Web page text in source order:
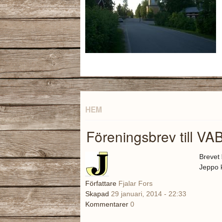
HEM
Föreningsbrev till
Författare Fjalar Fors
Skapad 29 januari, 2014 - 22:33
Kommentarer 0
Brevet
Jeppo